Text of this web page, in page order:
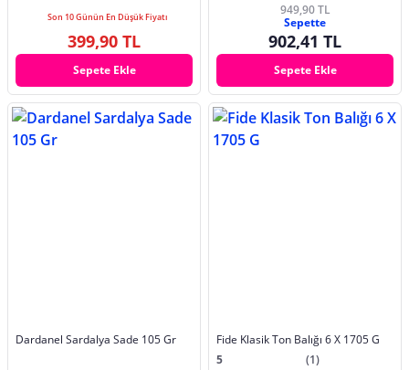
Son 10 Günün En Düşük Fiyatı
399,90 TL
Sepete Ekle
949,90 TL
Sepette
902,41 TL
Sepete Ekle
Dardanel Sardalya Sade 105 Gr
Fide Klasik Ton Balığı 6 X 1705 G
5
(1)